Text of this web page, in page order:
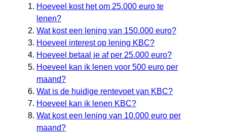
Hoeveel kost het om 25.000 euro te
lenen?
Wat kost een lening van 150.000 euro?
Hoeveel interest op lening KBC?
Hoeveel betaal je af per 25.000 euro?
Hoeveel kan ik lenen voor 500 euro per
maand?
Wat is de huidige rentevoet van KBC?
Hoeveel kan ik lenen KBC?
Wat kost een lening van 10.000 euro per
maand?